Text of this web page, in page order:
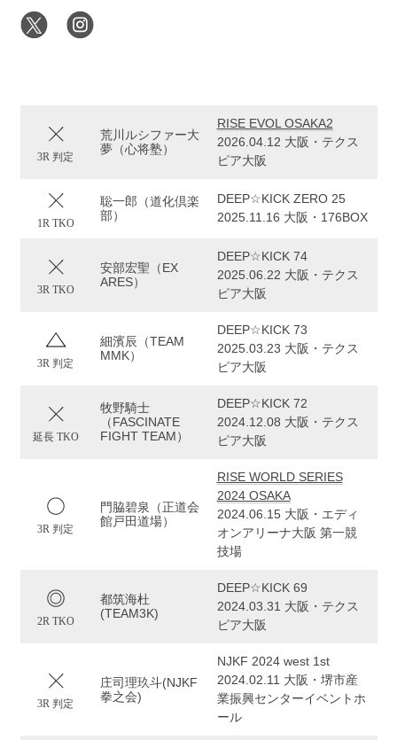
3R 判定
荒川ルシファー大
夢（心将塾）
RISE EVOL OSAKA2
2026.04.12 大阪・テクス
ピア大阪
1R TKO
聡一郎（道化倶楽
部）
DEEP☆KICK ZERO 25
2025.11.16 大阪・176BOX
3R TKO
安部宏聖（EX
ARES）
DEEP☆KICK 74
2025.06.22 大阪・テクス
ピア大阪
3R 判定
細濱辰（TEAM
MMK）
DEEP☆KICK 73
2025.03.23 大阪・テクス
ピア大阪
延長 TKO
牧野騎士
（FASCINATE
FIGHT TEAM）
DEEP☆KICK 72
2024.12.08 大阪・テクス
ピア大阪
3R 判定
門脇碧泉（正道会
館戸田道場）
RISE WORLD SERIES
2024 OSAKA
2024.06.15 大阪・エディ
オンアリーナ大阪 第一競
技場
2R TKO
都筑海杜
(TEAM3K)
DEEP☆KICK 69
2024.03.31 大阪・テクス
ピア大阪
3R 判定
庄司理玖斗(NJKF
拳之会)
NJKF 2024 west 1st
2024.02.11 大阪・堺市産
業振興センターイベントホ
ール